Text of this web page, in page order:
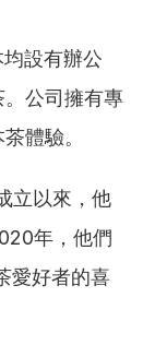
設有辦公
公司擁有專
體驗。
立以來，他
年，他們
愛好者的喜